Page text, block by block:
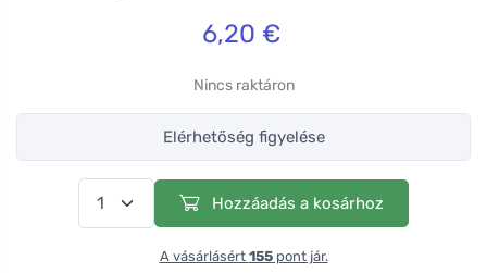
6,20 €
Nincs raktáron
Elérhetőség figyelése
Hozzáadás a kosárhoz
A vásárlásért 155pont jár.